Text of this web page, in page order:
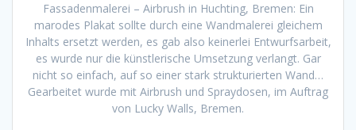
Fassadenmalerei – Airbrush in Huchting, Bremen: Ein
marodes Plakat sollte durch eine Wandmalerei gleichem
Inhalts ersetzt werden, es gab also keinerlei Entwurfsarbeit,
es wurde nur die künstlerische Umsetzung verlangt. Gar
nicht so einfach, auf so einer stark strukturierten Wand…
Gearbeitet wurde mit Airbrush und Spraydosen, im Auftrag
von Lucky Walls, Bremen.